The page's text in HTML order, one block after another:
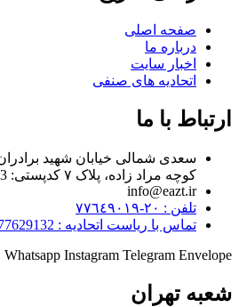
صفحه اصلی
درباره ما
اخبار سایت
اتحادیه های صنفی
ارتباط با ما
سعدی شمالی خیابان شهید
کوچه مراد زاده، پلاک ۷ کدپستی: 1149636563
info@eazt.ir
تلفن : ٢٠-٧٧٦٤٩٠١٩
تماس با ریاست اتحادیه : 77629132
Whatsapp Instagram Telegram Envelope
شعبه تهران